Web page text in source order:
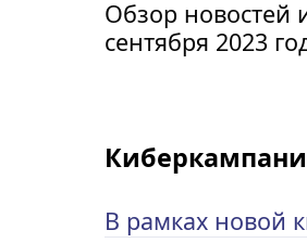
Обзор новостей
сентября 2023
В рамках новой